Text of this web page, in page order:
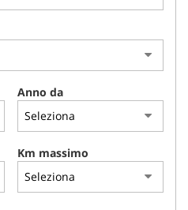
Anno da
Km massimo